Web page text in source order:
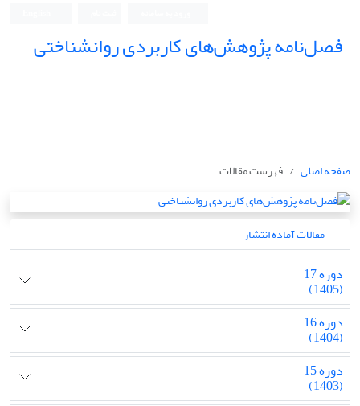
فصل‌نامه پژوهش‌های کاربردی روانشناختی
صفحه اصلی فهرست مقالات
مقالات آماده انتشار
دوره 17
(1405)
دوره 16
(1404)
دوره 15
(1403)